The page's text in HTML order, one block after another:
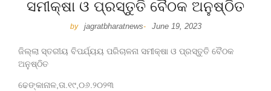
ସମୀକ୍ଷା ଓ ପ୍ରସ୍ତୁତି ବୈଠକ ଅନୁଷ୍ଠିତ
by jagratbharatnews- June 19, 2023
ଜିଲ୍ଲା ସ୍ତରୀୟ ବିପର୍ଯ୍ୟୟ ପରିଚାଳନା ସମୀକ୍ଷା ଓ ପ୍ରସ୍ତୁତି ବୈଠକ
ଅନୁଷ୍ଠିତ
ଢେଙ୍କାନାଳ,ତା.୧୯,୦୬.୨୦୨୩